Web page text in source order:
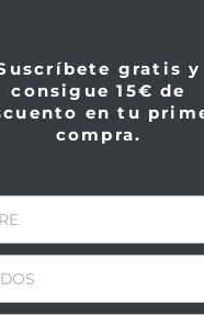
gratis y
consigue 15€ de
en tu
compra.